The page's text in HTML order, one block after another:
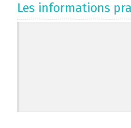
Les informations